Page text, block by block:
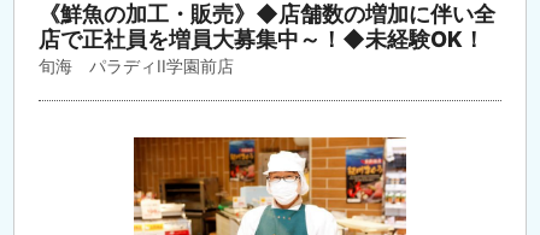
《鮮魚の加工・販売》◆店舗数の増加に伴い全
店で正社員を増員大募集中～！◆未経験OK！
旬海 パラディII学園前店